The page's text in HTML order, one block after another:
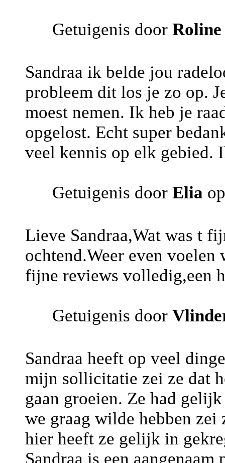
Getuigenis door Roline
Sandraa ik belde jou
probleem dit los je zo op.
moest nemen. Ik heb je
opgelost. Echt super
veel kennis op elk gebied.
Getuigenis door Elia
Lieve Sandraa,Wat was t
ochtend.Weer even
fijne reviews volledig,een
Getuigenis door
Sandraa heeft op veel
mijn sollicitatie zei ze dat
gaan groeien. Ze had
we graag wilde hebben
hier heeft ze gelijk in
Sandraa is een